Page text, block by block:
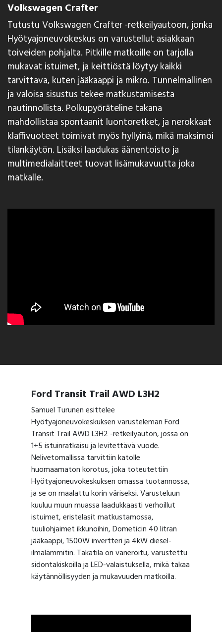
Volkswagen Crafter
Tutustu Volkswagen Crafter -retkeilyautoon, jonka
Hyötyajoneuvokeskus on varustellut asiakkaan
toiveiden pohjalta. Pitkille matkoille on tarjolla
mukavat istuimet, ja keittiöstä löytyy kaikki
tarvittava, kuten jääkaappi ja mikro. Tunnelmallinen
ja valoisa sisustus tekee matkustamisesta
nautinnollista. Polkupyöräteline takana
mahdollistaa spontaanit luontoretket, ja nerokkaat
klaffivuoteet toimivat myös hyllyinä, mikä maksimoi
tilankäytön. Lisäksi laadukas äänentoisto ja
multimedialaitteet tuovat lisämukavuutta joka
matkalle.
Ford Transit Trail AWD L3H2
Samuel Turunen esittelee
Hyötyajoneuvokeskuksen varusteleman Ford
Transit Trail AWD L3H2 -retkeilyauton, jossa on
1+5 istuinratkaisu ja levitettävä vuode.
Nelivetomallissa tarvittiin katolle
huomaamaton korotus, joka toteutettiin
Hyötyajoneuvokeskuksen omassa tuotannossa,
ja se on maalattu korin väriseksi. Varusteluun
kuuluu muun muassa laadukkaasti verhoillut
istuimet, eristelasit matkustamossa,
tuuliohjaimet ikkunoihin, Dometicin 40 litran
jääkaappi, 1500W invertteri ja 4kW diesel-
ilmalämmitin. Takatila on vaneroitu, varustettu
sidontakiskoilla ja LED-valaistuksella, mikä takaa
käytännöllisyyden ja mukavuuden matkoilla.